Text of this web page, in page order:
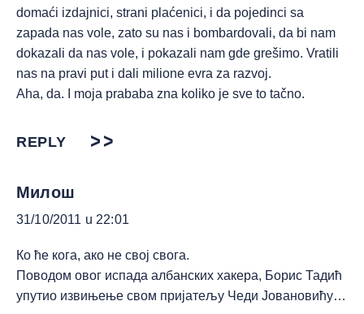
domaći izdajnici, strani plaćenici, i da pojedinci sa
zapada nas vole, zato su nas i bombardovali, da bi nam
dokazali da nas vole, i pokazali nam gde grešimo. Vratili
nas na pravi put i dali milione evra za razvoj.
Aha, da. I moja prababa zna koliko je sve to tačno.
REPLY
Милош
31/10/2011 u 22:01
Ко ће кога, ако не свој свога.
Поводом овог испада албанских хакера, Борис Тадић
упутио извињење свом пријатељу Чеди Јовановићу…